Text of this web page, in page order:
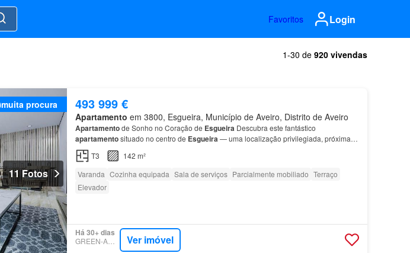
Favoritos Login
1-30 de 920 vivendas
muita procura
11 Fotos
493 999 €
Apartamento em 3800, Esgueira, Município de Aveiro, Distrito de Aveiro
Apartamentode Sonho no Coração de Esgueira Descubra este fantástico
apartamentosituado no centro de Esgueira— uma localização privilegiada, próxima
exteriores: Varanda acessível desde a suíte principal Terraços amplo ligad…
T3
142 m²
Varanda Cozinha equipada Sala de serviços Parcialmente mobiliado Terraço
Elevador
Há 30+ dias
GREEN-ACRES Ver imóvel